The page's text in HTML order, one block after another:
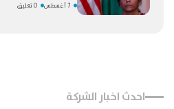
7 أغسطس 0 تعليق
احدث اخبار الشركة